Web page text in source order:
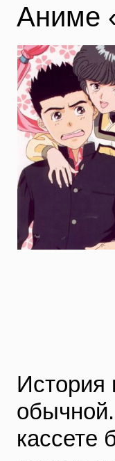
Аниме
История
кассете